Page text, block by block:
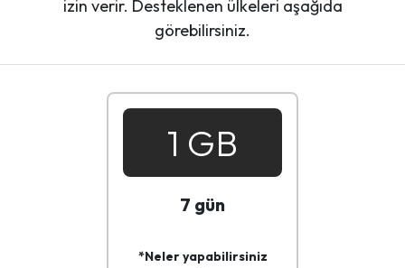
izin verir. Desteklenen ülkeleri aşağıda
görebilirsiniz.
1 GB
7 gün
*Neler yapabilirsiniz